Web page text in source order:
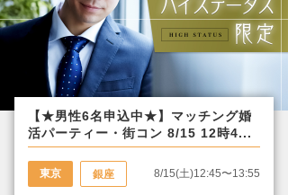
【★男性6名申込中★】マッチング婚
活パーティー・街コン 8/15 12時4...
東京 銀座 8/15(土)12:45〜13:55